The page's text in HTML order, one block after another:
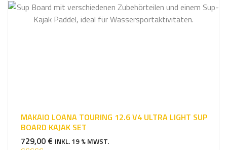
MAKAIO LOANA TOURING 12.6 V4 ULTRA LIGHT SUP
BOARD KAJAK SET
729,00 € INKL. 19 % MWST.